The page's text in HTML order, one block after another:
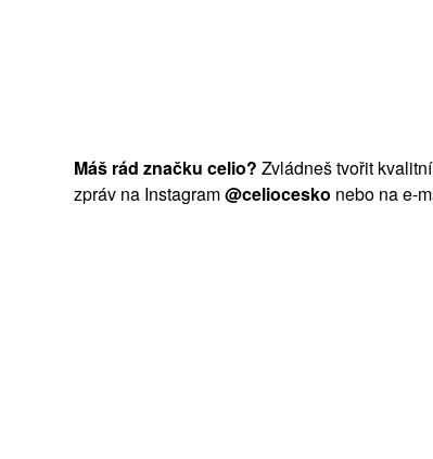
Máš rád značku celio? Zvládneš tvořit
zpráv na Instagram@celiocesko nebo na e-